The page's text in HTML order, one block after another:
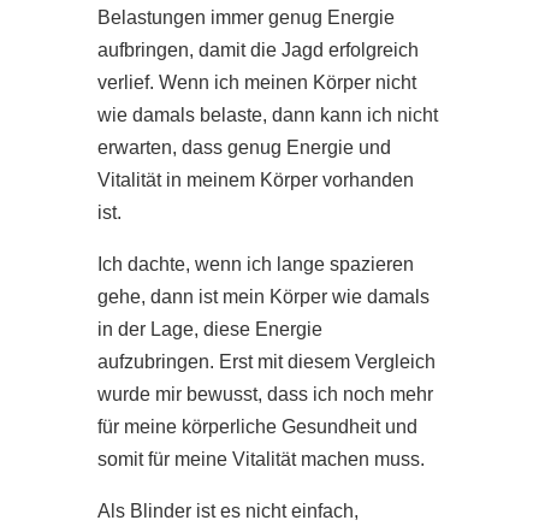
Belastungen immer genug Energie
aufbringen, damit die Jagd erfolgreich
verlief. Wenn ich meinen Körper nicht
wie damals belaste, dann kann ich nicht
erwarten, dass genug Energie und
Vitalität in meinem Körper vorhanden
ist.
Ich dachte, wenn ich lange spazieren
gehe, dann ist mein Körper wie damals
in der Lage, diese Energie
aufzubringen. Erst mit diesem Vergleich
wurde mir bewusst, dass ich noch mehr
für meine körperliche Gesundheit und
somit für meine Vitalität machen muss.
Als Blinder ist es nicht einfach,